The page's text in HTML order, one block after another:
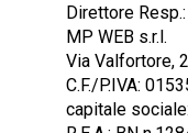
Direttore
MP WEB s.r.l.
Via Valfortore,
C.F./P.IVA:
capitale